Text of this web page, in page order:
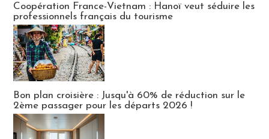
Coopération France-Vietnam : Hanoï veut séduire les
professionnels français du tourisme
Bon plan croisière : Jusqu'à 60% de réduction sur le
2ème passager pour les départs 2026 !